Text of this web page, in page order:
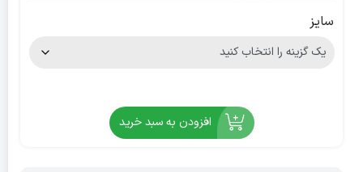
سایز
افزودن به سبد خرید